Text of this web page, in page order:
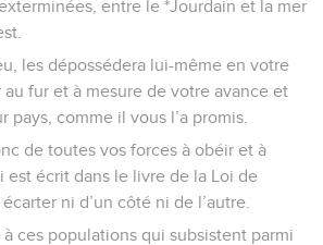
entre le *Jourdain et la mer
les dépossédera lui-même en votre
fur et à mesure de votre avance et
pays, comme il vous l’a promis.
de toutes vos forces à obéir et à
est écrit dans le livre de la Loi de
ni d’un côté ni de l’autre.
ces populations qui subsistent parmi